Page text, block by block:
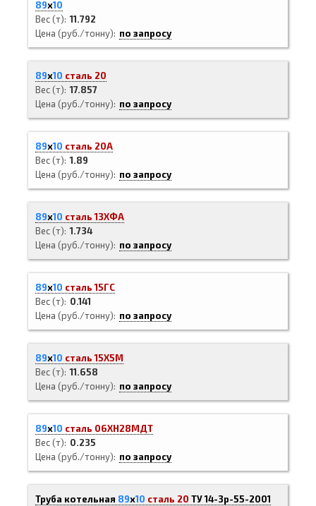
89х10
Вес (т) 11.792
Цена (руб./тонну)
по запросу
89х10 сталь 20
Вес (т) 17.857
Цена (руб./тонну)
по запросу
89х10 сталь 20А
Вес (т) 1.89
Цена (руб./тонну)
по запросу
89х10 сталь 13ХФА
Вес (т) 1.734
Цена (руб./тонну)
по запросу
89х10 сталь 15ГС
Вес (т)
0.141
Цена (руб./тонну)
по запросу
89х10 сталь 15Х5М
Вес (т) 11.658
Цена (руб./тонну)
по запросу
89х10 сталь 06ХН28МДТ
Вес (т)
0.235
Цена (руб./тонну)
по запросу
Труба котельная 89х10 сталь 20 ТУ 14-3р-55-2001